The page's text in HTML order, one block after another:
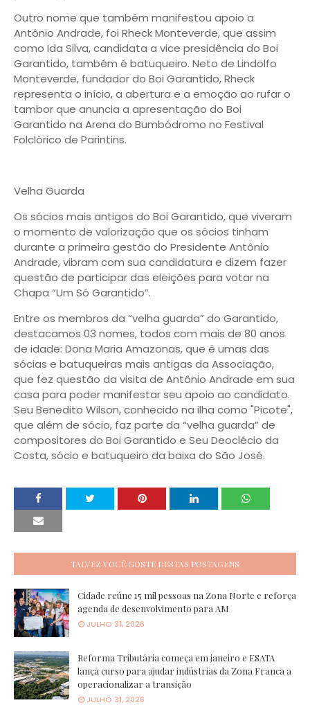
Outro nome que também manifestou apoio a
Antônio Andrade, foi Rheck Monteverde, que assim
como Ida Silva, candidata a vice presidência do Boi
Garantido, também é batuqueiro. Neto de Lindolfo
Monteverde, fundador do Boi Garantido, Rheck
representa o início, a abertura e a emoção ao rufar o
tambor que anuncia a apresentação do Boi
Garantido na Arena do Bumbódromo no Festival
Folclórico de Parintins.
Velha Guarda
Os sócios mais antigos do Boi Garantido, que viveram
o momento de valorização que os sócios tinham
durante a primeira gestão do Presidente Antônio
Andrade, vibram com sua candidatura e dizem fazer
questão de participar das eleições para votar na
Chapa “Um Só Garantido”.
Entre os membros da “velha guarda” do Garantido,
destacamos 03 nomes, todos com mais de 80 anos
de idade: Dona Maria Amazonas, que é umas das
sócias e batuqueiras mais antigas da Associação,
que fez questão da visita de Antônio Andrade em sua
casa para poder manifestar seu apoio ao candidato.
Seu Benedito Wilson, conhecido na ilha como "Picote",
que além de sócio, faz parte da “velha guarda” de
compositores do Boi Garantido e Seu Deoclécio da
Costa, sócio e batuqueiro da baixa do São José.
TALVEZ VOCÊ GOSTE DESTAS POSTAGENS
Cidade reúne 15 mil pessoas na Zona Norte e reforça
agenda de desenvolvimento para AM
JULHO 31, 2026
Reforma Tributária começa em janeiro e ESATA
lança curso para ajudar indústrias da Zona Franca a
operacionalizar a transição
JULHO 31, 2026